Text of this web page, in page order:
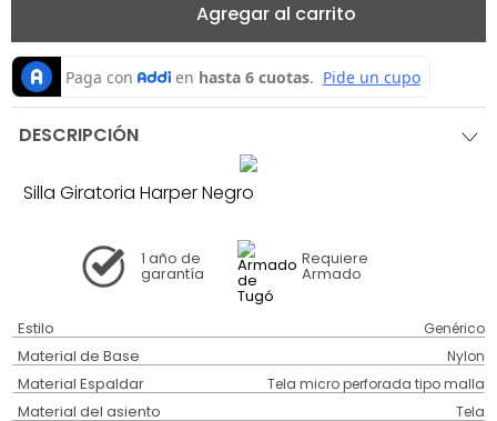
Agregar al carrito
DESCRIPCIÓN
Silla Giratoria Harper Negro
1 año de
garantía
Requiere
Armado
Estilo Genérico
Material de Base Nylon
Material Espaldar Tela micro perforada tipo malla
Material del asiento Tela